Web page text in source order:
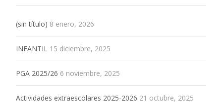
(sin título) 8 enero, 2026
INFANTIL 15 diciembre, 2025
PGA 2025/26 6 noviembre, 2025
Actividades extraescolares 2025-2026 21 octubre, 2025